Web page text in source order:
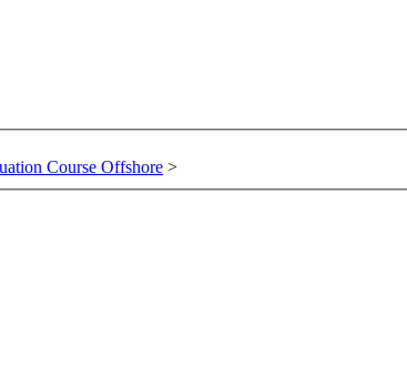
Course Offshore >